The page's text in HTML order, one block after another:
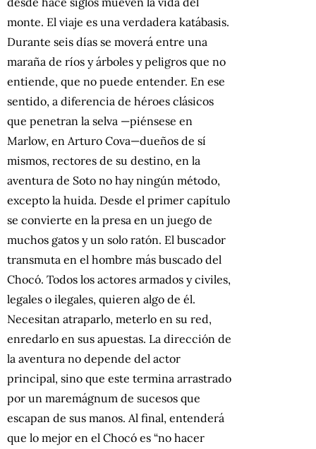
monte. El viaje es una verdadera katábasis.
Durante seis días se moverá entre una
maraña de ríos y árboles y peligros que no
entiende, que no puede entender. En ese
sentido, a diferencia de héroes clásicos
que penetran la selva —piénsese en
Marlow, en Arturo Cova—dueños de sí
mismos, rectores de su destino, en la
aventura de Soto no hay ningún método,
excepto la huida. Desde el primer capítulo
se convierte en la presa en un juego de
muchos gatos y un solo ratón. El buscador
transmuta en el hombre más buscado del
Chocó. Todos los actores armados y civiles,
legales o ilegales, quieren algo de él.
Necesitan atraparlo, meterlo en su red,
enredarlo en sus apuestas. La dirección de
la aventura no depende del actor
principal, sino que este termina arrastrado
por un maremágnum de sucesos que
escapan de sus manos. Al final, entenderá
que lo mejor en el Chocó es “no hacer